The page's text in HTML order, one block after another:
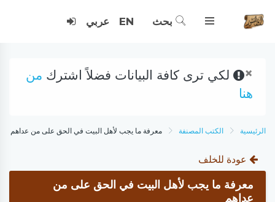
بحث EN عربي
× لكي ترى كافة البيانات فضلاً اشترك من
هنا
الرئيسية الكتب المصنفة معرفة ما يجب لأهل البيت في الحق على من عداهم
عودة للخلف
معرفة ما يجب لأهل البيت في الحق على من
عداهم